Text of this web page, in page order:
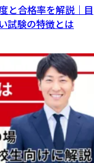
と合格率を解説｜目
試験の特徴とは